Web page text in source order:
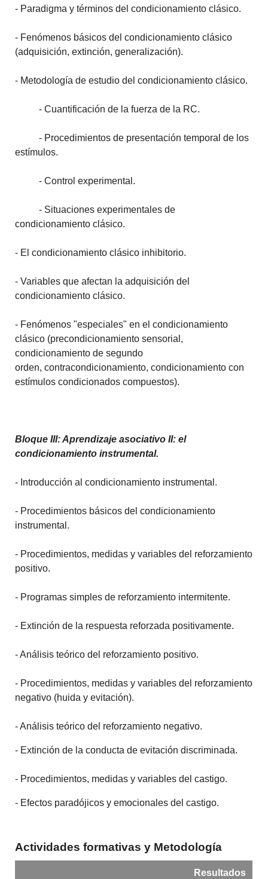
- Paradigma y términos del condicionamiento clásico.
- Fenómenos básicos del condicionamiento clásico
(adquisición, extinción, generalización).
- Metodología de estudio del condicionamiento clásico.
- Cuantificación de la fuerza de la RC.
- Procedimientos de presentación temporal de los
estímulos.
- Control experimental.
- Situaciones experimentales de
condicionamiento clásico.
- El condicionamiento clásico inhibitorio.
- Variables que afectan la adquisición del
condicionamiento clásico.
- Fenómenos "especiales" en el condicionamiento
clásico (precondicionamiento sensorial,
condicionamiento de segundo
orden, contracondicionamiento, condicionamiento con
estímulos condicionados compuestos).
Bloque III: Aprendizaje asociativo II: el
condicionamiento instrumental.
- Introducción al condicionamiento instrumental.
- Procedimientos básicos del condicionamiento
instrumental.
- Procedimientos, medidas y variables del reforzamiento
positivo.
- Programas simples de reforzamiento intermitente.
- Extinción de la respuesta reforzada positivamente.
- Análisis teórico del reforzamiento positivo.
- Procedimientos, medidas y variables del reforzamiento
negativo (huida y evitación).
- Análisis teórico del reforzamiento negativo.
- Extinción de la conducta de evitación discriminada.
- Procedimientos, medidas y variables del castigo.
- Efectos paradójicos y emocionales del castigo.
Actividades formativas y Metodología
Resultados